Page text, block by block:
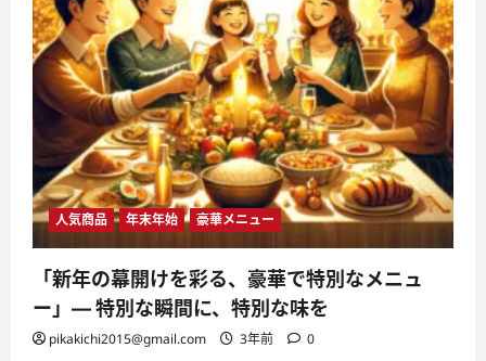
チ
ー
ム
KII「0start」
公
演
に
つ
い
て
さ
ら
に
読
む
人気商品 年末年始 豪華メニュー
「新年の幕開けを彩る、豪華で特別なメニュ
ー」— 特別な瞬間に、特別な味を
pikakichi2015@gmail.com 3年前 0